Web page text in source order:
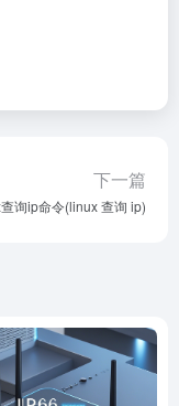
下一篇
询ip命令(linux 查询 ip)